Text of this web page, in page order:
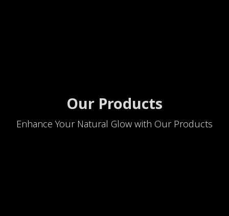
Our Products
Enhance Your Natural Glow with Our Products